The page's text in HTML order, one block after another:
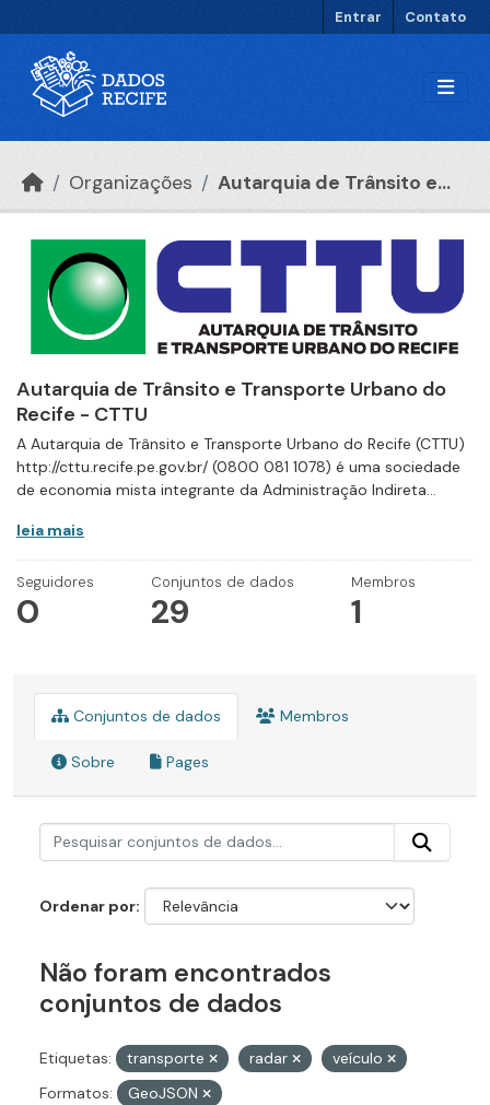
Entrar Contato
Organizações Autarquia de Trânsito e...
Autarquia de Trânsito e Transporte Urbano do
Recife - CTTU
A Autarquia de Trânsito e Transporte Urbano do Recife (CTTU)
http://cttu.recife.pe.gov.br/ (0800 081 1078) é uma sociedade
de economia mista integrante da Administração Indireta...
leia mais
Seguidores
0
Conjuntos de dados
29
Membros
1
Conjuntos de dados Membros
Sobre Pages
Ordenar por
Não foram encontrados
conjuntos de dados
Etiquetas: transporte radar
veículo
Formatos:
GeoJSON